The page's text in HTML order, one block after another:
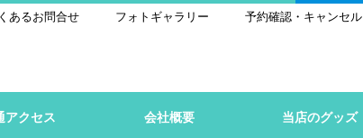
あるお問合せ フォトギャラリー 予約確認・キャンセル
アクセス 会社概要 当店のグッズ